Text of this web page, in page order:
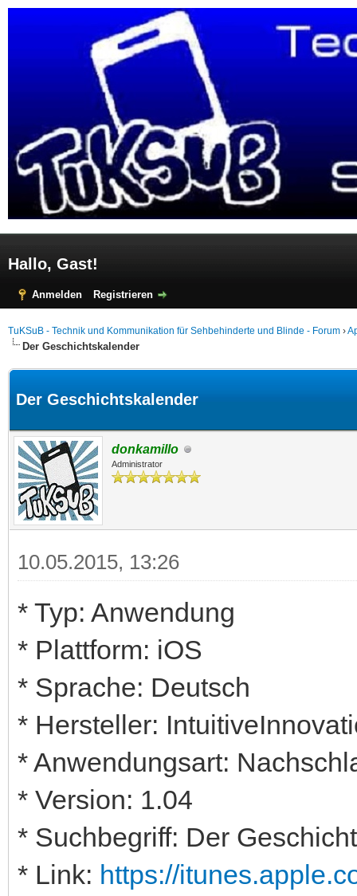
Hallo, Gast!
Anmelden Registrieren
TuKSuB - Technik und Kommunikation für Sehbehinderte und Blinde - Forum ›
Der Geschichtskalender
Der Geschichtskalender
donkamillo
Administrator
10.05.2015, 13:26
* Typ: Anwendung
* Plattform: iOS
* Sprache: Deutsch
* Hersteller:
* Anwendungsart:
* Version: 1.04
* Suchbegriff: Der
* Link: https://